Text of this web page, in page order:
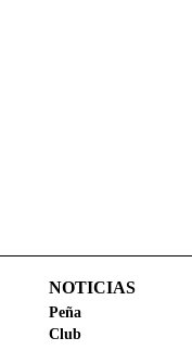
NOTICIAS
Peña
Club